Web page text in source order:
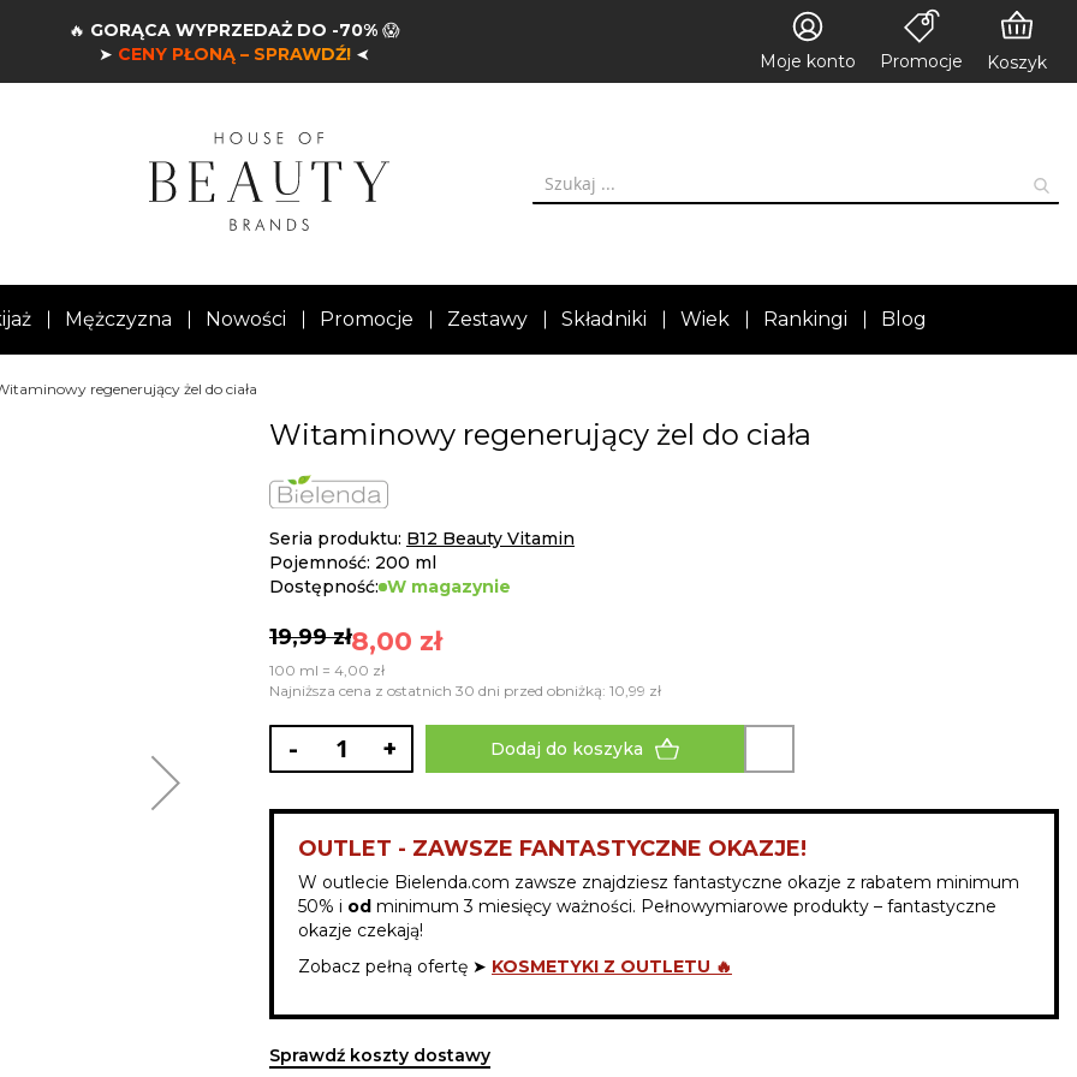
🔥 GORĄCA WYPRZEDAŻ DO -70%😱
➤ CENY PŁONĄ – SPRAWDŹ! ➤ Moje konto Promocje Koszyk
Mężczyzna Nowości Promocje Zestawy Składniki Wiek Rankingi Blog
regenerujący żel do ciała
Witaminowy regenerujący żel do ciała
Seria produktu: B12 Beauty Vitamin
Pojemność: 200 ml
Dostępność: W magazynie
8,00 zł
19,99 zł
100 ml = 4,00 zł
Najniższa cena z ostatnich 30 dni przed obniżką: 10,99 zł
- + Dodaj do koszyka
OUTLET - ZAWSZE FANTASTYCZNE OKAZJE!
W outlecie Bielenda.com zawsze znajdziesz fantastyczne okazje z rabatem minimum
50% i od minimum 3 miesięcy ważności. Pełnowymiarowe produkty – fantastyczne
okazje czekają!
Zobacz pełną ofertę ➤ KOSMETYKI Z OUTLETU 🔥
Sprawdź koszty dostawy